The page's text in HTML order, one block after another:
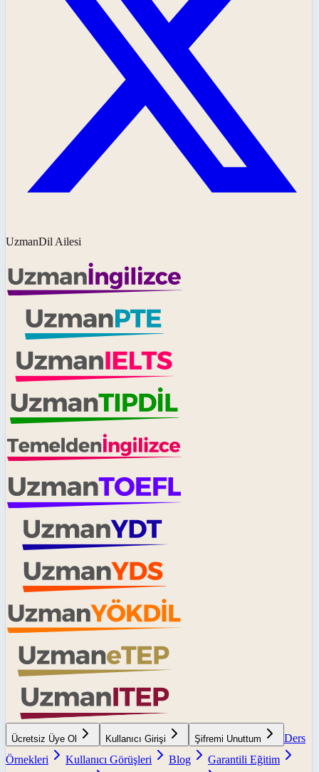
UzmanDil Ailesi
Ücretsiz Üye Ol Kullanıcı Girişi Şifremi Unuttum
Ders
Örnekleri
Kullanıcı Görüşleri Blog
Garantili Eğitim